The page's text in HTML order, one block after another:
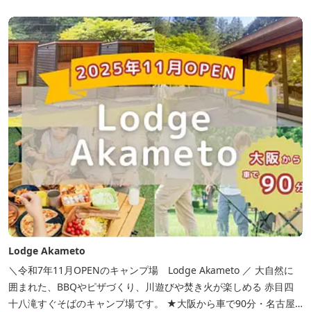
Lodge Akameto
＼令和7年11月OPENのキャンプ場 Lodge Akameto ／ 大自然に
囲まれた、BBQやピザづくり、川遊びや焚き火が楽しめる 赤目四
十八滝すぐそばのキャンプ場です。 ★大阪から車で90分・名古屋